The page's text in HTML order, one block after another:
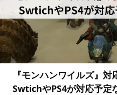
『モンハンワイルズ』
SwtichやPS4が対応予定